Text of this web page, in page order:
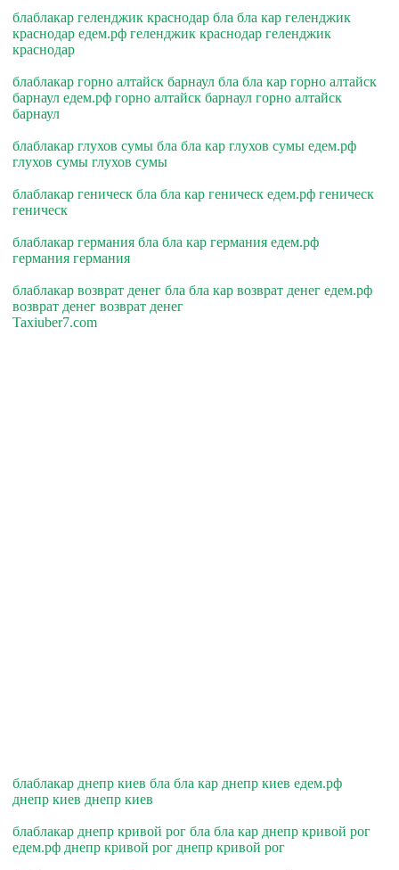
блаблакар геленджик краснодар бла бла кар геленджик
краснодар едем.рф геленджик краснодар геленджик
краснодар
блаблакар горно алтайск барнаул бла бла кар горно алтайск
барнаул едем.рф горно алтайск барнаул горно алтайск
барнаул
блаблакар глухов сумы бла бла кар глухов сумы едем.рф
глухов сумы глухов сумы
блаблакар геническ бла бла кар геническ едем.рф геническ
геническ
блаблакар германия бла бла кар германия едем.рф
германия германия
блаблакар возврат денег бла бла кар возврат денег едем.рф
возврат денег возврат денег
Taxiuber7.com
блаблакар днепр киев бла бла кар днепр киев едем.рф
днепр киев днепр киев
блаблакар днепр кривой рог бла бла кар днепр кривой рог
едем.рф днепр кривой рог днепр кривой рог